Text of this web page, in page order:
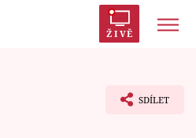
ŽIVĚ
SDÍLET